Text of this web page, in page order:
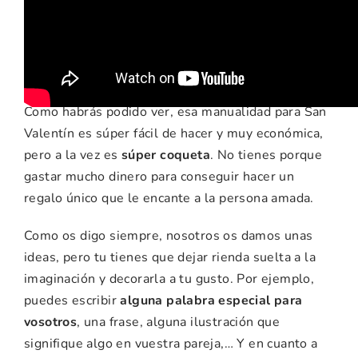
Como habrás podido ver, esa manualidad para San
Valentín es súper fácil de hacer y muy económica,
pero a la vez es súper coqueta. No tienes porque
gastar mucho dinero para conseguir hacer un
regalo único que le encante a la persona amada.
Como os digo siempre, nosotros os damos unas
ideas, pero tu tienes que dejar rienda suelta a la
imaginación y decorarla a tu gusto. Por ejemplo,
puedes escribiralguna palabra especial para
vosotros, una frase, alguna ilustración que
signifique algo en vuestra pareja,… Y en cuanto a